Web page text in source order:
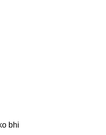
bhi